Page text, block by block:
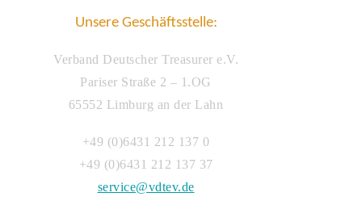
Unsere Geschäftsstelle:
Verband Deutscher Treasurer e.V.
Pariser Straße 2 – 1.OG
65552 Limburg an der Lahn
+49 (0)6431 212 137 0
+49 (0)6431 212 137 37
service@vdtev.de